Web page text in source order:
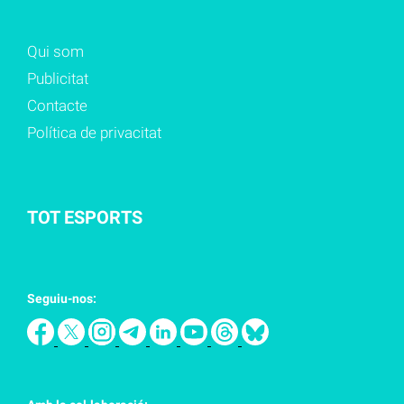
Qui som
Publicitat
Contacte
Política de privacitat
TOT ESPORTS
Seguiu-nos: